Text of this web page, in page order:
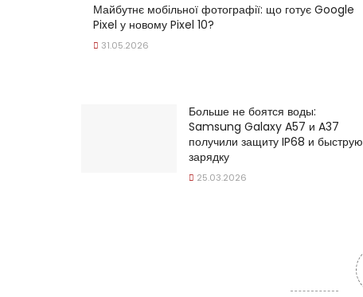
Майбутнє мобільної фотографії: що готує Google
Pixel у новому Pixel 10?
31.05.2026
Больше не боятся воды:
Samsung Galaxy A57 и A37
получили защиту IP68 и быструю
зарядку
25.03.2026